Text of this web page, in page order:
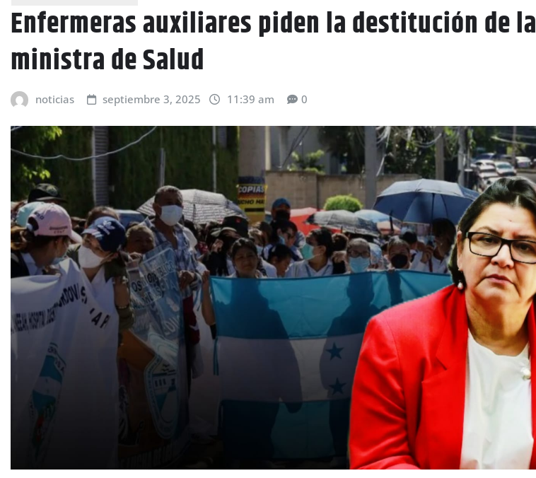
Enfermeras auxiliares piden la destitución de la
ministra de Salud
noticias septiembre 3, 2025 11:39 am 0